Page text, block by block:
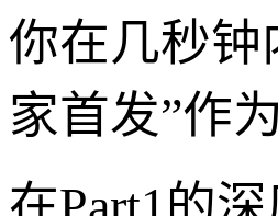
你在几秒钟
家首发”作